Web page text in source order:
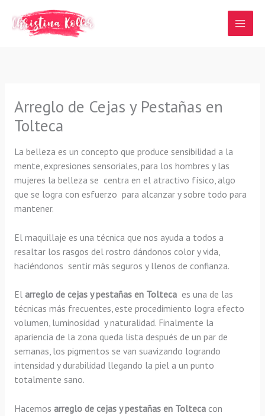
contenido
Arreglo de Cejas y Pestañas en
Tolteca
La belleza es un concepto que produce sensibilidad a la
mente, expresiones sensoriales, para los hombres y las
mujeres la belleza se centra en el atractivo físico, algo
que se logra con esfuerzo para alcanzar y sobre todo para
mantener.
El maquillaje es una técnica que nos ayuda a todos a
resaltar los rasgos del rostro dándonos color y vida,
haciéndonos sentir más seguros y llenos de confianza.
El arreglo de cejas y pestañas en Tolteca es una de las
técnicas más frecuentes, este procedimiento logra efecto
volumen, luminosidad y naturalidad. Finalmente la
apariencia de la zona queda lista después de un par de
semanas, los pigmentos se van suavizando logrando
intensidad y durabilidad llegando la piel a un punto
totalmente sano.
Hacemos arreglo de cejas y pestañas en Toltecacon